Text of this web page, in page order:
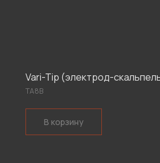
Vari-Tip (электрод-
ТА8В
В корзину